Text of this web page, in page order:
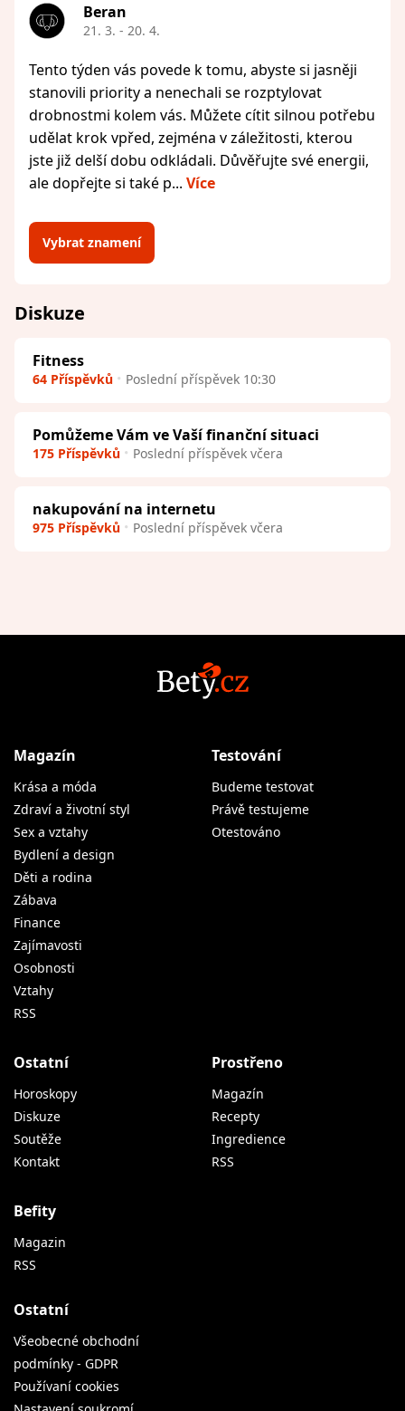
Beran
21. 3. - 20. 4.
Tento týden vás povede k tomu, abyste si jasněji
stanovili priority a nenechali se rozptylovat
drobnostmi kolem vás. Můžete cítit silnou potřebu
udělat krok vpřed, zejména v záležitosti, kterou
jste již delší dobu odkládali. Důvěřujte své energii,
ale dopřejte si také p... Více
Vybrat znamení
Diskuze
Fitness
64 Příspěvků Poslední příspěvek 10:30
Pomůžeme Vám ve Vaší finanční situaci
175 Příspěvků Poslední příspěvek včera
nakupování na internetu
975 Příspěvků Poslední příspěvek včera
Magazín
Krása a móda
Zdraví a životní styl
Sex a vztahy
Bydlení a design
Děti a rodina
Zábava
Finance
Zajímavosti
Osobnosti
Vztahy
RSS
Testování
Budeme testovat
Právě testujeme
Otestováno
Ostatní
Horoskopy
Diskuze
Soutěže
Kontakt
Prostřeno
Magazín
Recepty
Ingredience
RSS
Befity
Magazin
RSS
Ostatní
Všeobecné obchodní
podmínky - GDPR
Používaní cookies